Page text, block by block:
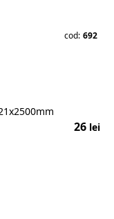
cod: 692
26 lei